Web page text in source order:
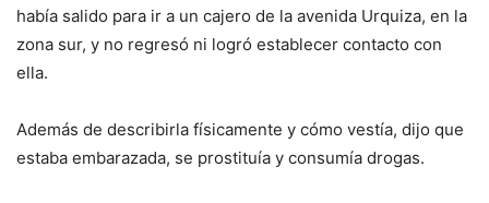
había salido para ir a un cajero de la avenida Urquiza, en la
zona sur, y no regresó ni logró establecer contacto con
ella.
Además de describirla físicamente y cómo vestía, dijo que
estaba embarazada, se prostituía y consumía drogas.